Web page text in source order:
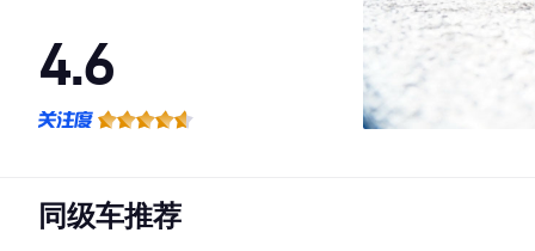
4.6
·空间表现一般，低于90%同级车
同级车推荐